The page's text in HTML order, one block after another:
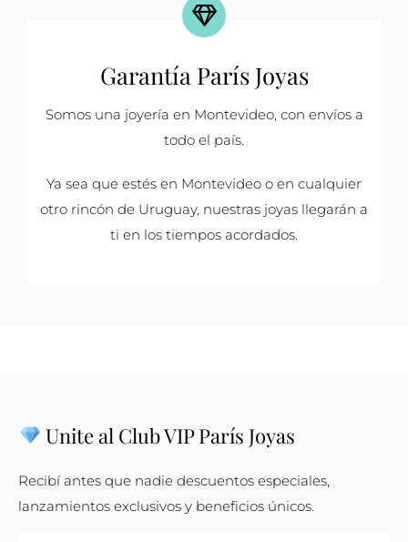
Garantía París Joyas
Somos una joyería en Montevideo, con envíos a
todo el país.
Ya sea que estés en Montevideo o en cualquier
otro rincón de Uruguay, nuestras joyas llegarán a
ti en los tiempos acordados.
Unite al Club VIP París Joyas
Recibí antes que nadie descuentos especiales,
lanzamientos exclusivos y beneficios únicos.